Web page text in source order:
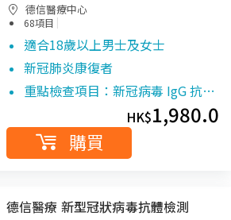
德信醫療中心
68項目 |
適合18歲以上男士及女士
新冠肺炎康復者
重點檢查項目：新冠病毒 IgG 抗…
HK$1,980.0
購買
德信醫療 新型冠狀病毒抗體檢測